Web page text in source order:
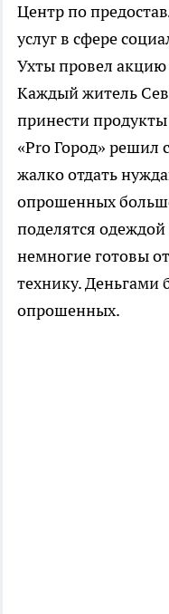
Центр по
услуг в сфере
Ухты провел
Каждый житель
принести
«Pro Город» решил
жалко отдать
опрошенных
поделятся
немногие готовы
технику. Деньгами
опрошенных.